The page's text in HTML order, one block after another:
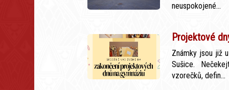
neuspokojené...
Projektové
Známky jsou již
Sušice.
vzorečků, defin...